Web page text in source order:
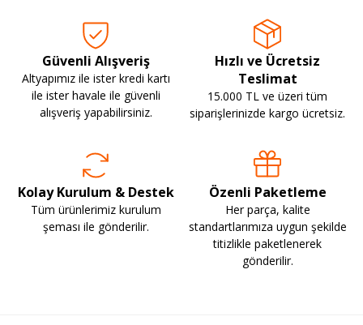
Güvenli Alışveriş
Altyapımız ile ister kredi kartı
ile ister havale ile güvenli
alışveriş yapabilirsiniz.
Hızlı ve Ücretsiz
Teslimat
15.000 TL ve üzeri tüm
siparişlerinizde kargo ücretsiz.
Kolay Kurulum & Destek
Tüm ürünlerimiz kurulum
şeması ile gönderilir.
Özenli Paketleme
Her parça, kalite
standartlarımıza uygun şekilde
titizlikle paketlenerek
gönderilir.